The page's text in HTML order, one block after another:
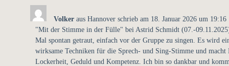
Volker aus Hannover schrieb am 18. Januar 2026 um 19:16
"Mit der Stimme in der Fülle" bei Astrid Schmidt (07.-
Mal spontan getraut, einfach vor der Gruppe zu singen. Es wird
wirksame Techniken für die Sprech- und Sing-Stimme und
Lockerheit, Geduld und Kompetenz. Ich bin so dankbar und